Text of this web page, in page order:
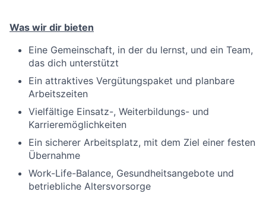
Was wir dir bieten
Eine Gemeinschaft, in der du lernst, und ein Team,
das dich unterstützt
Ein attraktives Vergütungspaket und planbare
Arbeitszeiten
Vielfältige Einsatz-, Weiterbildungs- und
Karrieremöglichkeiten
Ein sicherer Arbeitsplatz, mit dem Ziel einer festen
Übernahme
Work-Life-Balance, Gesundheitsangebote und
betriebliche Altersvorsorge